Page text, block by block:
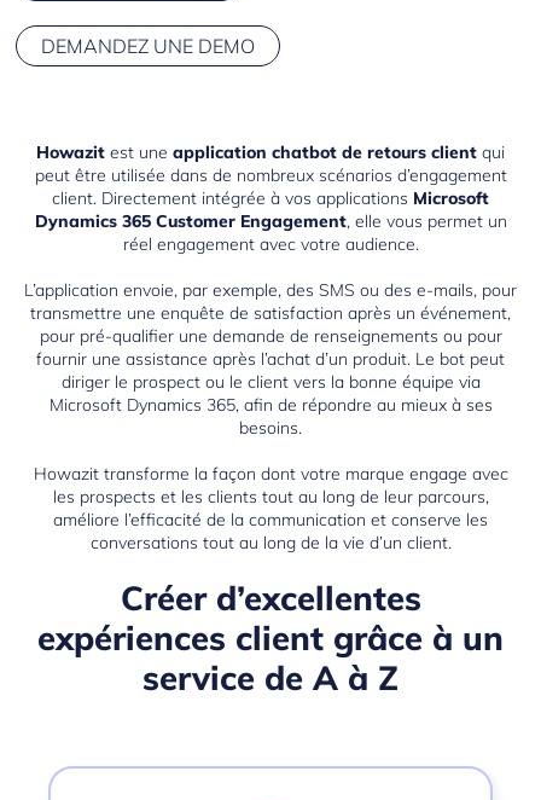
DEMANDEZ UNE DEMO
Howazit est une application chatbot de retours client qui
peut être utilisée dans de nombreux scénarios d’engagement
client. Directement intégrée à vos applications Microsoft
Dynamics 365 Customer Engagement, elle vous permet un
réel engagement avec votre audience.
L’application envoie, par exemple, des SMS ou des e-mails, pour
transmettre une enquête de satisfaction après un événement,
pour pré-qualifier une demande de renseignements ou pour
fournir une assistance après l’achat d’un produit. Le bot peut
diriger le prospect ou le client vers la bonne équipe via
Microsoft Dynamics 365, afin de répondre au mieux à ses
besoins.
Howazit transforme la façon dont votre marque engage avec
les prospects et les clients tout au long de leur parcours,
améliore l’efficacité de la communication et conserve les
conversations tout au long de la vie d’un client.
Créer d’excellentes
expériences client grâce à un
service de A à Z